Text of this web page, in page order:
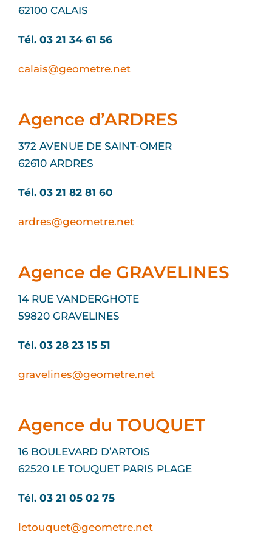
62100 CALAIS
Tél. 03 21 34 61 56
calais@geometre.net
Agence d’ARDRES
372 AVENUE DE SAINT-OMER
62610 ARDRES
Tél. 03 21 82 81 60
ardres@geometre.net
Agence de GRAVELINES
14 RUE VANDERGHOTE
59820 GRAVELINES
Tél. 03 28 23 15 51
gravelines@geometre.net
Agence du TOUQUET
16 BOULEVARD D’ARTOIS
62520 LE TOUQUET PARIS PLAGE
Tél. 03 21 05 02 75
letouquet@geometre.net